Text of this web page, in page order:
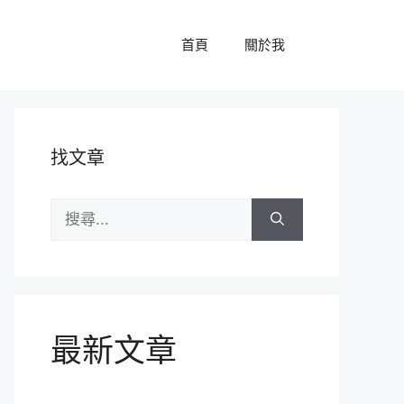
首頁 關於我
找文章
尋:
最新文章